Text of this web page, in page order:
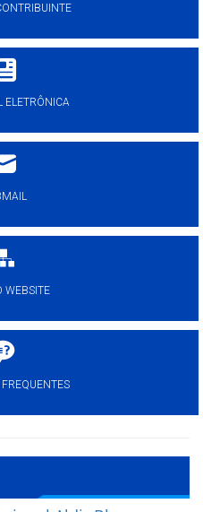
ELETRÔNICA
WEBSITE